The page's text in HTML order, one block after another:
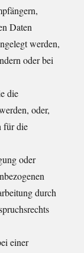
Daten
werden,
oder bei
die
oder,
für die
oder
durch
einer